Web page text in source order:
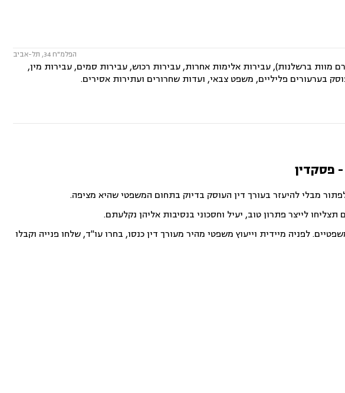
הפלמ"ח 34, תל-אביב
ברשלנות), עבירות אלימות אחרות, עבירות רכוש, עבירות סמים, עבירות מין,
בערעורים פליליים, משפט צבאי, ועדות שחרורים ועתירות אסירים.
- פסקדין
מבלי להיעזר בעורך דין העוסק בדיוק בתחום המשפטי שהיא מציפה.
לייצר פתרון טוב, יעיל וחסכוני בנסיבות אליהן נקלעתם.
לפניה מיידית וייעוץ משפטי מהיר מעורך דין כנסו, בחרו עו"ד, שלחו פנייה וקבלו